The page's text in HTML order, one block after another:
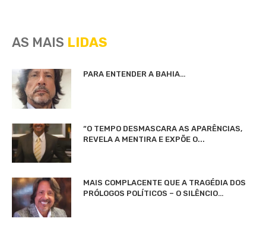
AS MAIS LIDAS
PARA ENTENDER A BAHIA…
“O TEMPO DESMASCARA AS APARÊNCIAS,
REVELA A MENTIRA E EXPÕE O...
MAIS COMPLACENTE QUE A TRAGÉDIA DOS
PRÓLOGOS POLÍTICOS – O SILÊNCIO…